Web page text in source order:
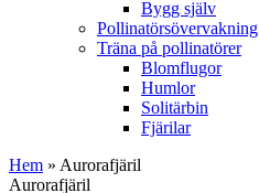
Bygg själv
Pollinatörsövervakning
Träna på pollinatörer
Blomflugor
Humlor
Solitärbin
Fjärilar
Hem » Aurorafjäril
Aurorafjäril